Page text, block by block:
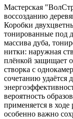
Мастерская
воссозданию
Коробки
тонированные под
массива дуба,
нитки: наружная
плёнкой защищает
створка с
сочетанию удаётся
вероятность
применяется в ходе
особенно важно